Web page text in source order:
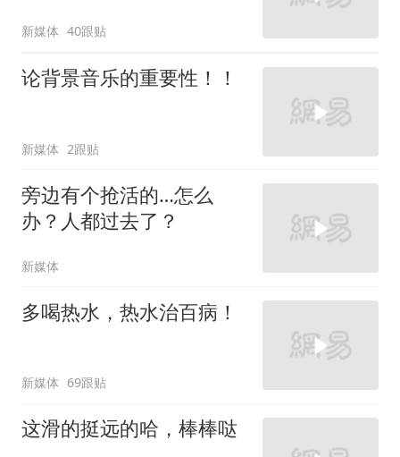
新媒体 40跟贴
论背景音乐的重要性！！
新媒体 2跟贴
旁边有个抢活的…怎么
办？人都过去了？
新媒体
多喝热水，热水治百病！
新媒体 69跟贴
这滑的挺远的哈，棒棒哒